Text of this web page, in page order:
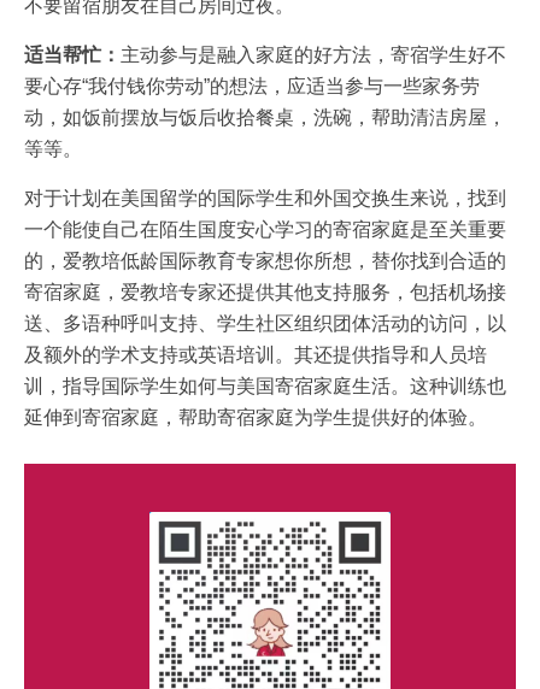
不要留宿朋友在自己房间过夜。
适当帮忙： 主动参与是融入家庭的好方法，寄宿学生好不
要心存“我付钱你劳动”的想法，应适当参与一些家务劳
动，如饭前摆放与饭后收拾餐桌，洗碗，帮助清洁房屋，
等等。
对于计划在美国留学的国际学生和外国交换生来说，找到
一个能使自己在陌生国度安心学习的寄宿家庭是至关重要
的，爱教培低龄国际教育专家想你所想，替你找到合适的
寄宿家庭，爱教培专家还提供其他支持服务，包括机场接
送、多语种呼叫支持、学生社区组织团体活动的访问，以
及额外的学术支持或英语培训。其还提供指导和人员培
训，指导国际学生如何与美国寄宿家庭生活。这种训练也
延伸到寄宿家庭，帮助寄宿家庭为学生提供好的体验。